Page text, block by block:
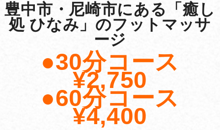
豊中市・尼崎市にある「癒し
処 ひなみ」のフットマッサ
ージ
●30分コース
¥2,750
●60分コース
¥4,400